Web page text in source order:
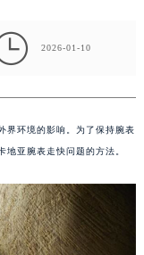
2026-01-10
界环境的影响。为了保持腕表
亚腕表走快问题的方法。